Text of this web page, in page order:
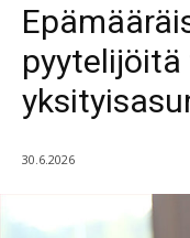
30.6.2026